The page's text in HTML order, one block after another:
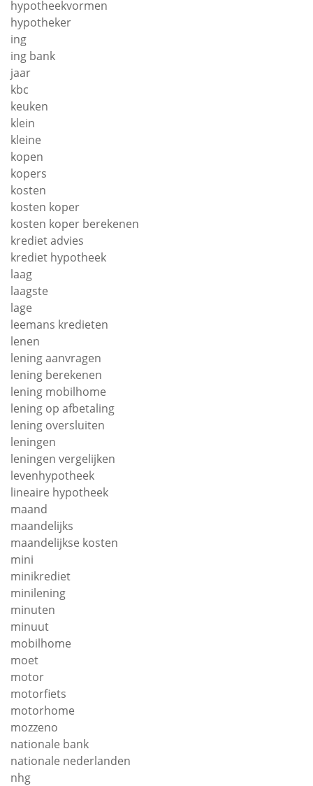
hypotheekvormen
hypotheker
ing
ing bank
jaar
kbc
keuken
klein
kleine
kopen
kopers
kosten
kosten koper
kosten koper berekenen
krediet advies
krediet hypotheek
laag
laagste
lage
leemans kredieten
lenen
lening aanvragen
lening berekenen
lening mobilhome
lening op afbetaling
lening oversluiten
leningen
leningen vergelijken
levenhypotheek
lineaire hypotheek
maand
maandelijks
maandelijkse kosten
mini
minikrediet
minilening
minuten
minuut
mobilhome
moet
motor
motorfiets
motorhome
mozzeno
nationale bank
nationale nederlanden
nhg